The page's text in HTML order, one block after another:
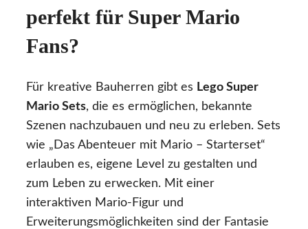
perfekt für Super Mario
Fans?
Für kreative Bauherren gibt es Lego Super
Mario Sets, die es ermöglichen, bekannte
Szenen nachzubauen und neu zu erleben. Sets
wie „Das Abenteuer mit Mario – Starterset“
erlauben es, eigene Level zu gestalten und
zum Leben zu erwecken. Mit einer
interaktiven Mario-Figur und
Erweiterungsmöglichkeiten sind der Fantasie